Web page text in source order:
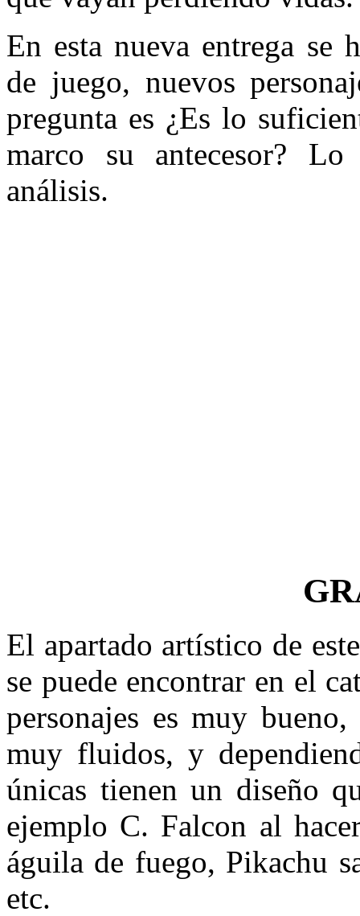
En esta nueva entrega se
de juego, nuevos
pregunta es ¿Es lo
marco su antecesor?
análisis.
El apartado artístico de
se puede encontrar en el
personajes es muy
muy fluidos, y
únicas tienen un diseño
ejemplo C. Falcon al
águila de fuego, Pikachu
etc.